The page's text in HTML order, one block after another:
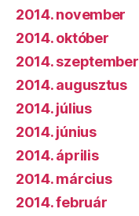
2014. november
2014. október
2014. szeptember
2014. augusztus
2014. július
2014. június
2014. április
2014. március
2014. február